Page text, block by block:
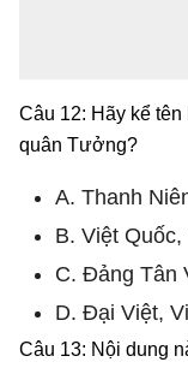
Câu 12: Hãy kể
quân Tưởng?
A. Thanh
B. Việt
C. Đảng Tân
D. Đại Việt,
Câu 13: Nội dung